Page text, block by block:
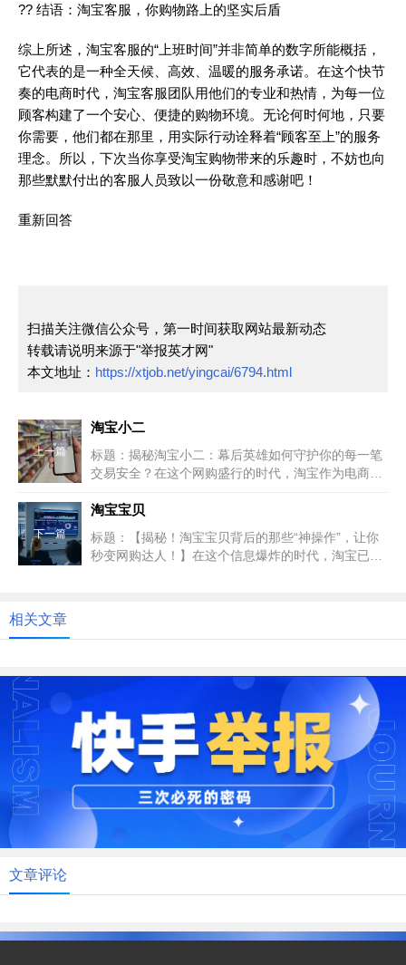
?? 结语：淘宝客服，你购物路上的坚实后盾
综上所述，淘宝客服的“上班时间”并非简单的数字所能概括，
它代表的是一种全天候、高效、温暖的服务承诺。在这个快节
奏的电商时代，淘宝客服团队用他们的专业和热情，为每一位
顾客构建了一个安心、便捷的购物环境。无论何时何地，只要
你需要，他们都在那里，用实际行动诠释着“顾客至上”的服务
理念。所以，下次当你享受淘宝购物带来的乐趣时，不妨也向
那些默默付出的客服人员致以一份敬意和感谢吧！
重新回答
扫描关注微信公众号，第一时间获取网站最新动态
转载请说明来源于"举报英才网"
本文地址： https://xtjob.net/yingcai/6794.html
上一篇
淘宝小二
标题：揭秘淘宝小二：幕后英雄如何守护你的每一笔
交易安全？在这个网购盛行的时代，淘宝作为电商领
下一篇
淘宝宝贝
标题：【揭秘！淘宝宝贝背后的那些“神操作”，让你
秒变网购达人！】在这个信息爆炸的时代，淘宝已不
相关文章
文章评论